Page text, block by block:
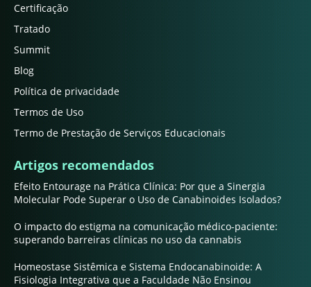
Certificação
Tratado
Summit
Blog
Política de privacidade
Termos de Uso
Termo de Prestação de Serviços Educacionais
Artigos recomendados
Efeito Entourage na Prática Clínica: Por que a Sinergia
Molecular Pode Superar o Uso de Canabinoides Isolados?
O impacto do estigma na comunicação médico-paciente:
superando barreiras clínicas no uso da cannabis
Homeostase Sistêmica e Sistema Endocanabinoide: A
Fisiologia Integrativa que a Faculdade Não Ensinou